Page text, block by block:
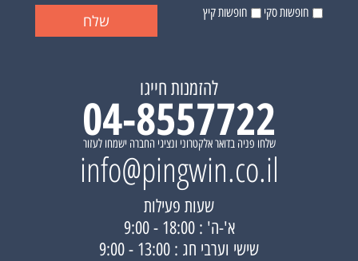
חופשות סקי חופשות קיץ
להזמנות חייגו
04-8557722
שלחו פניה בדואר אלקטרוני ונציגי החברה ישמחו לעזור
info@pingwin.co.il
שעות פעילות
א'-ה' : 18:00 - 9:00
שישי וערבי חג : 13:00 - 9:00